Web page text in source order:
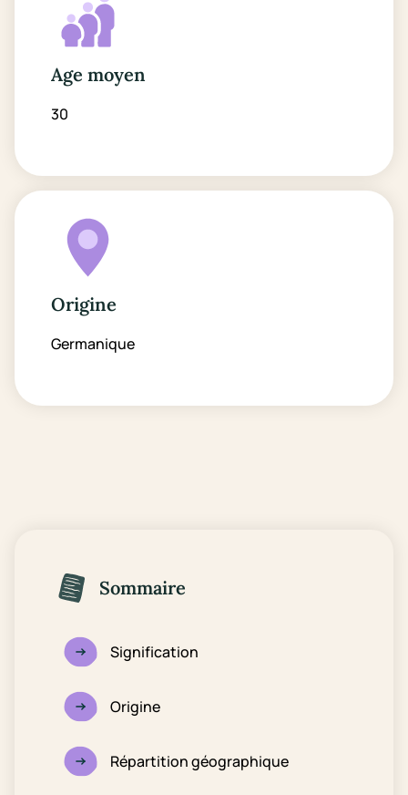
Age moyen
30
Origine
Germanique
Sommaire
Signification
Origine
Répartition géographique